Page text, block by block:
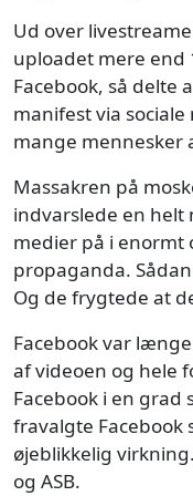
Ud over
uploadet mere end
Facebook, så delte
manifest via
mange mennesker
Massakren på
indvarslede en helt
medier på i enormt
propaganda.
Og de frygtede at
Facebook var
af videoen og hele
Facebook i en grad
fravalgte
øjeblikkelig
og ASB.